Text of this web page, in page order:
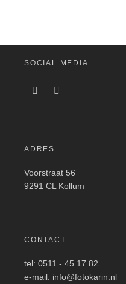
SOCIAL MEDIA
ADRES
Voorstraat 56
9291 CL Kollum
CONTACT
tel: 0511 - 45 17 82
e-mail: info@fotokarin.nl